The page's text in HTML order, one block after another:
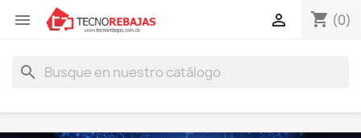
 shopping_cart (0)

search